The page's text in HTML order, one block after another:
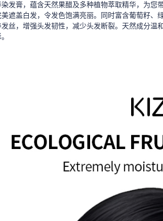
发膏，蕴含天然果醋及多种植物萃取精华，为
遮盖白发，令发色饱满亮丽。同时富含葡萄籽
丝，增强头发韧性，减少头发断裂。天然成分